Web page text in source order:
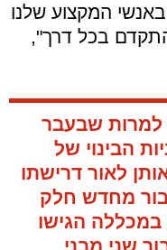
המקצוע שלנו
בכל דרך",
למרות שבעבר
הבינוי של
לאור דרישתו
מחדש חלק
במכללה הגישו
שני מבני